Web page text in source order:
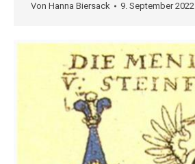
Von Hanna Biersack 9. September 2022